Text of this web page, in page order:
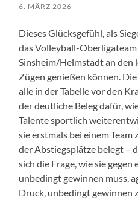
6. MÄRZ 2026
Dieses Glücksgefühl, als
das Volleyball-Oberligateam
Sinsheim/Helmstadt an den
Zügen genießen können. Die
alle in der Tabelle vor den
der deutliche Beleg dafür,
Talente sportlich
sie erstmals bei einem Team
der Abstiegsplätze belegt –
sich die Frage, wie sie
unbedingt gewinnen muss,
Druck, unbedingt gewinnen